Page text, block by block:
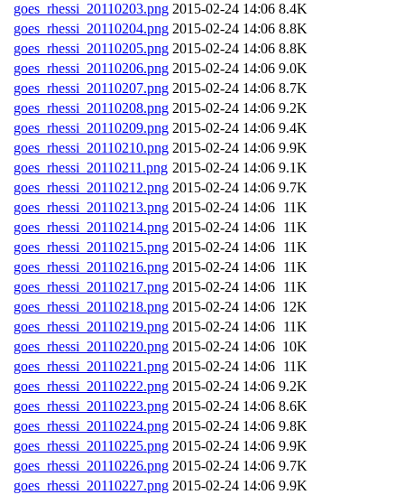
goes_rhessi_20110203.png 2015-02-24 14:06 8.4K
goes_rhessi_20110204.png 2015-02-24 14:06 8.8K
goes_rhessi_20110205.png 2015-02-24 14:06 8.8K
goes_rhessi_20110206.png 2015-02-24 14:06 9.0K
goes_rhessi_20110207.png 2015-02-24 14:06 8.7K
goes_rhessi_20110208.png 2015-02-24 14:06 9.2K
goes_rhessi_20110209.png 2015-02-24 14:06 9.4K
goes_rhessi_20110210.png 2015-02-24 14:06 9.9K
goes_rhessi_20110211.png 2015-02-24 14:06 9.1K
goes_rhessi_20110212.png 2015-02-24 14:06 9.7K
goes_rhessi_20110213.png 2015-02-24 14:06 11K
goes_rhessi_20110214.png 2015-02-24 14:06 11K
goes_rhessi_20110215.png 2015-02-24 14:06 11K
goes_rhessi_20110216.png 2015-02-24 14:06 11K
goes_rhessi_20110217.png 2015-02-24 14:06 11K
goes_rhessi_20110218.png 2015-02-24 14:06 12K
goes_rhessi_20110219.png 2015-02-24 14:06 11K
goes_rhessi_20110220.png 2015-02-24 14:06 10K
goes_rhessi_20110221.png 2015-02-24 14:06 11K
goes_rhessi_20110222.png 2015-02-24 14:06 9.2K
goes_rhessi_20110223.png 2015-02-24 14:06 8.6K
goes_rhessi_20110224.png 2015-02-24 14:06 9.8K
goes_rhessi_20110225.png 2015-02-24 14:06 9.9K
goes_rhessi_20110226.png 2015-02-24 14:06 9.7K
goes_rhessi_20110227.png 2015-02-24 14:06 9.9K